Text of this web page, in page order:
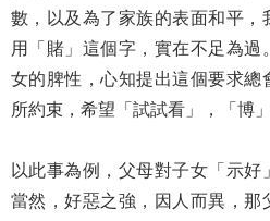
數，以及為了家族的表面和平，
用「賭」這個字，實在不足為
女的脾性，心知提出這個要求總
所約束，希望「試試看」，「博
以此事為例，父母對子女「示好
當然，好惡之強，因人而異，那